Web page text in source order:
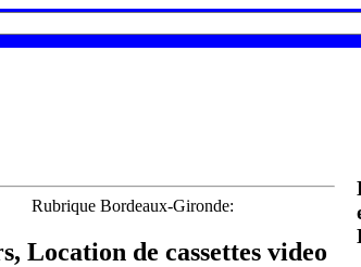
Rubrique Bordeaux-Gironde:
Location de cassettes video